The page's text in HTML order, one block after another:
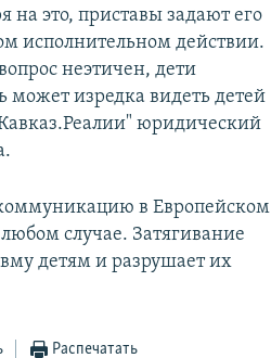
это, приставы задают его
исполнительном действии.
неэтичен, дети
может изредка видеть детей
юридический
в Европейском
случае. Затягивание
детям и разрушает их
Распечатать